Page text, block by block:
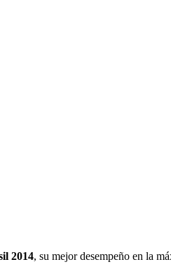
2014, su mejor desempeño en la